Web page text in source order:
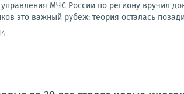
МЧС России по региону вручил
это важный рубеж: теория осталась